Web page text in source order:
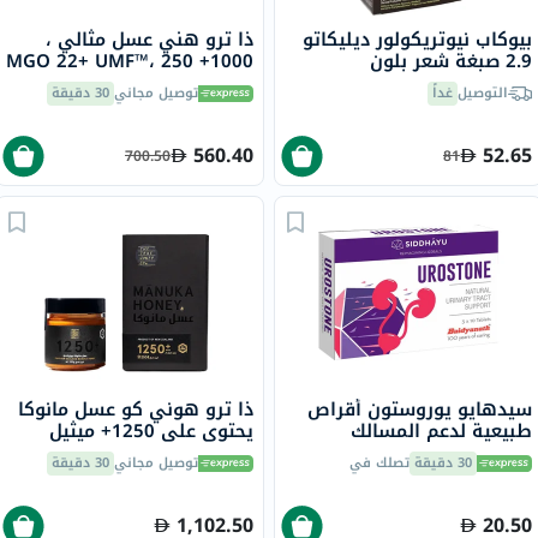
بيوكاب نيوتريكولور ديليكاتو
2.9 صبغة شعر بلون
ملالتوصيلغداً
52.65
81
ذا ترو هني عسل مثالي ،
1000+ MGO 22+ UMF™، 250
جرام توصيل مجاني30 دقيقة
560.40
700.50
سيدهايو يوروستون أقراص
طبيعية لدعم المسالك
البولية، حزمة من 30
30 دقيقة تصلك في
20.50
ذا ترو هوني كو عسل مانوكا
يحتوي على 1250+ ميثيل
غليوكسال و26+ عامل مانوكا
الفريد 250 جرامتوصيل مجاني30 دقيقة
1,102.50